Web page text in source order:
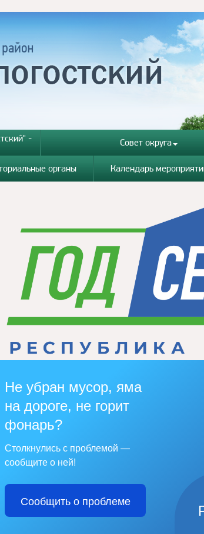
- Совет округа
органы Календарь
Не убран мусор, яма
на дороге, не горит
фонарь?
Столкнулись с проблемой —
сообщите о ней!
Сообщить о проблеме